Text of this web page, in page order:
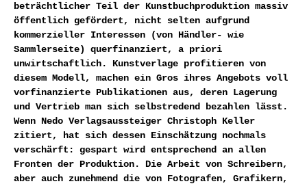
beträchtlicher Teil der Kunstbuchproduktion massiv
öffentlich gefördert, nicht selten aufgrund
kommerzieller Interessen (von Händler- wie
Sammlerseite) querfinanziert, a priori
unwirtschaftlich. Kunstverlage profitieren von
diesem Modell, machen ein Gros ihres Angebots voll
vorfinanzierte Publikationen aus, deren Lagerung
und Vertrieb man sich selbstredend bezahlen lässt.
Wenn Nedo Verlagsaussteiger Christoph Keller
zitiert, hat sich dessen Einschätzung nochmals
verschärft: gespart wird entsprechend an allen
Fronten der Produktion. Die Arbeit von Schreibern,
aber auch zunehmend die von Fotografen, Grafikern,